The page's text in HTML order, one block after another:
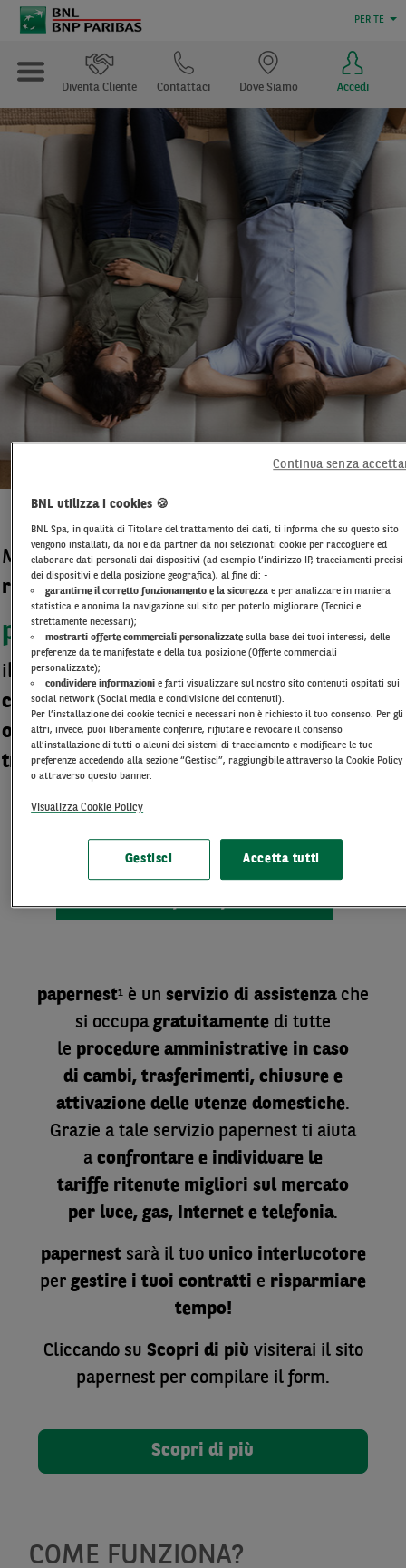
PER TE
Accedi
Dove Siamo
Contattaci
Diventa Cliente
Mettiti comodo e scopri come
risparmiare sulle utenze di casa con:
papernest
il servizio gratuito
contratti e abbonamenti, compara le
offerte del mercatoe ti supporta in caso di
trasloco utenze.
papernest1 è un servizio di assistenzache
si occupa gratuitamente di tutte
le procedure amministrative in caso
di cambi, trasferimenti, chiusure e
attivazione delle utenze domestiche.
Grazie a tale servizio papernest ti aiuta
a confrontare e individuare le
tariffe ritenute migliori sul mercato
per luce, gas, Internet e telefonia.
papernestsarà il tuo unico interlucotore
per gestire i tuoi contratti e risparmiare
tempo!
Cliccando su Scopri di più visiterai il sito
papernest per compilare il form.
Scopri di più
COME FUNZIONA?
BNL utilizza i cookies 🍪
BNL Spa, in qualità di Titolare del trattamento dei dati, ti informa che su questo sito
vengono installati, da noi e da partner da noi selezionati cookie per raccogliere ed
elaborare dati personali dai dispositivi (ad esempio l’indirizzo IP, tracciamenti precisi
dei dispositivi e della posizione geografica), al fine di: -
garantirne il corretto funzionamento e la sicurezzae per analizzare in maniera
statistica e anonima la navigazione sul sito per poterlo migliorare (Tecnici e
strettamente necessari);
mostrarti offerte commerciali personalizzatesulla base dei tuoi interessi, delle
preferenze da te manifestate e della tua posizione (Offerte commerciali
personalizzate);
condividere informazionie farti visualizzare sul nostro sito contenuti ospitati sui
social network (Social media e condivisione dei contenuti).
Per l’installazione dei cookie tecnici e necessari non è richiesto il tuo consenso. Per gli
altri, invece, puoi liberamente conferire, rifiutare e revocare il consenso
all’installazione di tutti o alcuni dei sistemi di tracciamento e modificare le tue
preferenze accedendo alla sezione “Gestisci”, raggiungibile attraverso la Cookie Policy
o attraverso questo banner.
Visualizza Cookie Policy
Gestisci Accetta tutti
Continua senza